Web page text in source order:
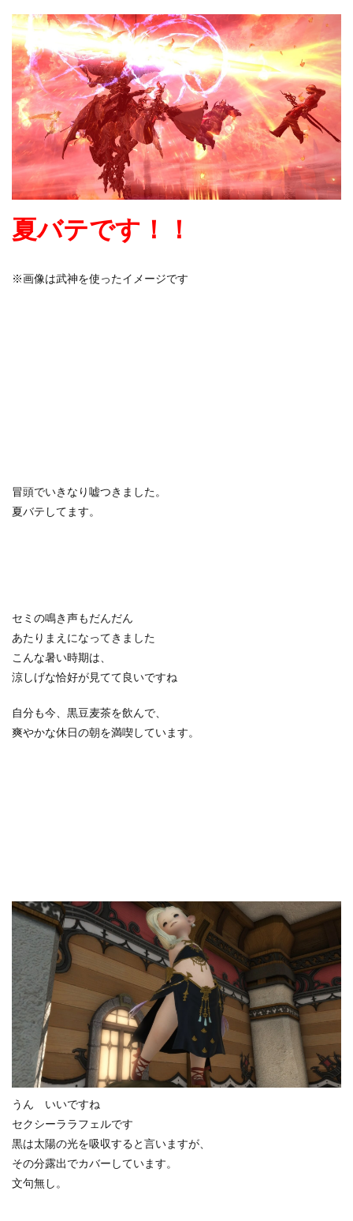
夏バテです！！
※画像は武神を使ったイメージです
冒頭でいきなり嘘つきました。
夏バテしてます。
セミの鳴き声もだんだん
あたりまえになってきました
こんな暑い時期は、
涼しげな恰好が見てて良いですね
自分も今、黒豆麦茶を飲んで、
爽やかな休日の朝を満喫しています。
うん いいですね
セクシーララフェルです
黒は太陽の光を吸収すると言いますが、
その分露出でカバーしています。
文句無し。